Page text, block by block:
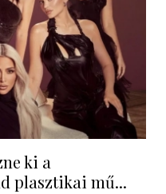
ki a
plasztikai mű...